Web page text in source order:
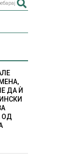
ДА Ѝ
ОД